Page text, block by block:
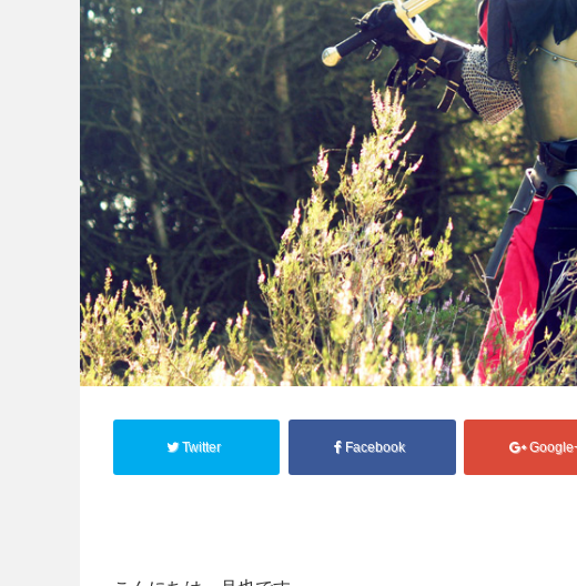
Twitter Facebook